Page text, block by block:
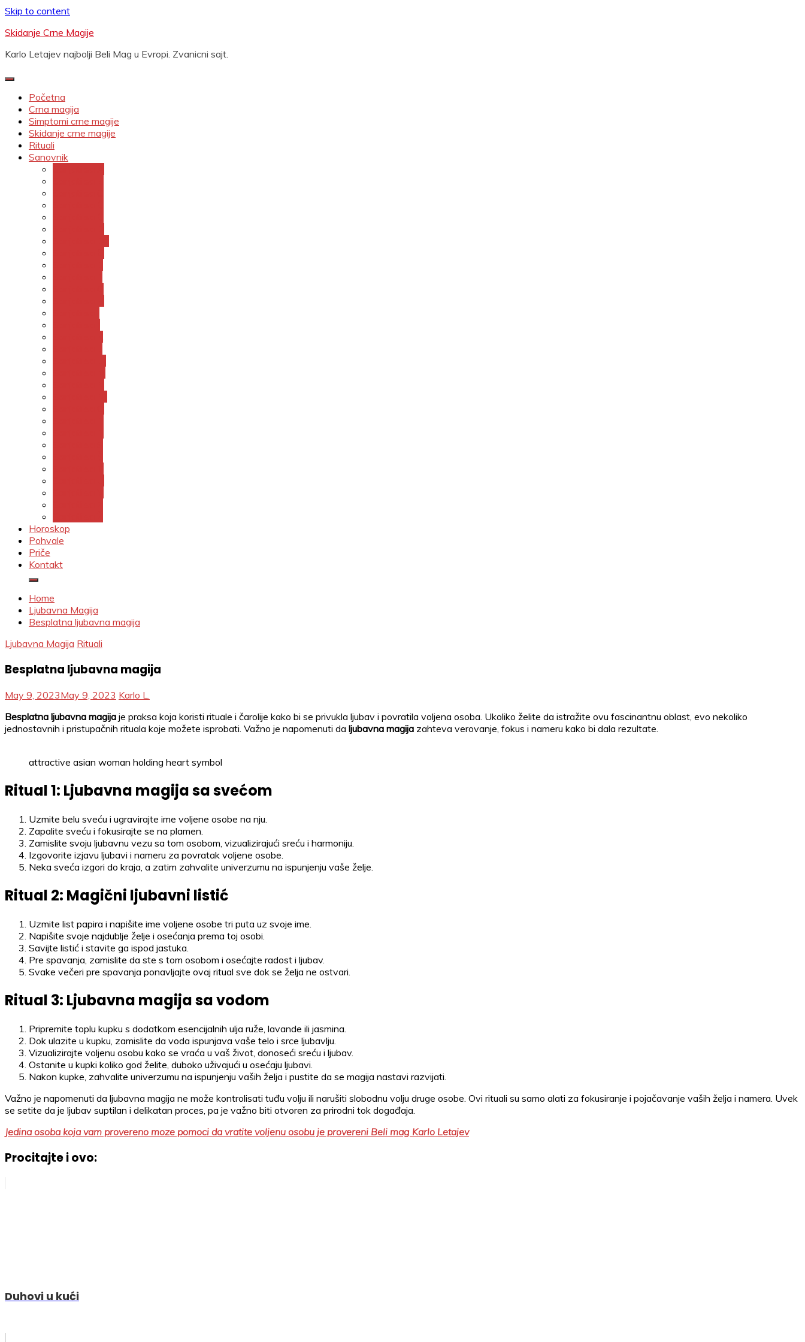
Skip to content
Skidanje Crne Magije
Karlo Letajev najbolji Beli Mag u Evropi. Zvanicni sajt.
Početna
Crna magija
Simptomi crne magije
Skidanje crne magije
Rituali
Sanovnik
Horoskop
Pohvale
Priče
Kontakt
Home
Ljubavna Magija
Besplatna ljubavna magija
Ljubavna Magija Rituali
Besplatna ljubavna magija
May 9, 2023May 9, 2023 Karlo L.
Besplatna ljubavna magija je praksa koja koristi rituale i čarolije kako bi se privukla ljubav i povratila voljena osoba. Ukoliko želite da istražite ovu fascinantnu oblast, evo nekoliko
jednostavnih i pristupačnih rituala koje možete isprobati. Važno je napomenuti da ljubavna magija zahteva verovanje, fokus i nameru kako bi dala rezultate.
attractive asian woman holding heart symbol
Ritual 1: Ljubavna magija sa svećom
Uzmite belu sveću i ugravirajte ime voljene osobe na nju.
Zapalite sveću i fokusirajte se na plamen.
Zamislite svoju ljubavnu vezu sa tom osobom, vizualizirajući sreću i harmoniju.
Izgovorite izjavu ljubavi i nameru za povratak voljene osobe.
Neka sveća izgori do kraja, a zatim zahvalite univerzumu na ispunjenju vaše želje.
Ritual 2: Magični ljubavni listić
Uzmite list papira i napišite ime voljene osobe tri puta uz svoje ime.
Napišite svoje najdublje želje i osećanja prema toj osobi.
Savijte listić i stavite ga ispod jastuka.
Pre spavanja, zamislite da ste s tom osobom i osećajte radost i ljubav.
Svake večeri pre spavanja ponavljajte ovaj ritual sve dok se želja ne ostvari.
Ritual 3: Ljubavna magija sa vodom
Pripremite toplu kupku s dodatkom esencijalnih ulja ruže, lavande ili jasmina.
Dok ulazite u kupku, zamislite da voda ispunjava vaše telo i srce ljubavlju.
Vizualizirajte voljenu osobu kako se vraća u vaš život, donoseći sreću i ljubav.
Ostanite u kupki koliko god želite, duboko uživajući u osećaju ljubavi.
Nakon kupke, zahvalite univerzumu na ispunjenju vaših želja i pustite da se magija nastavi razvijati.
Važno je napomenuti da ljubavna magija ne može kontrolisati tuđu volju ili narušiti slobodnu volju druge osobe. Ovi rituali su samo alati za fokusiranje i pojačavanje vaših želja i namera. Uvek
se setite da je ljubav suptilan i delikatan proces, pa je važno biti otvoren za prirodni tok događaja.
Jedina osoba koja vam provereno moze pomoci da vratite voljenu osobu je provereni Beli mag Karlo Letajev
Procitajte i ovo:
Duhovi u kući